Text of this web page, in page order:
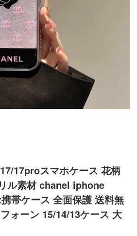
17proスマホケース 花柄
ル素材 chanel iphone
帯ケース 全面保護 送料無
ォーン 15/14/13ケース 大